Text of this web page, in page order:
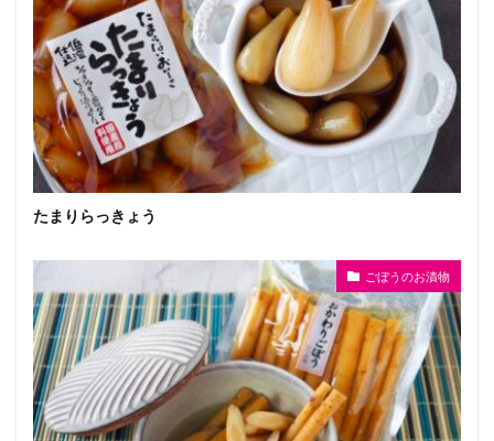
たまりらっきょう
ごぼうのお漬物